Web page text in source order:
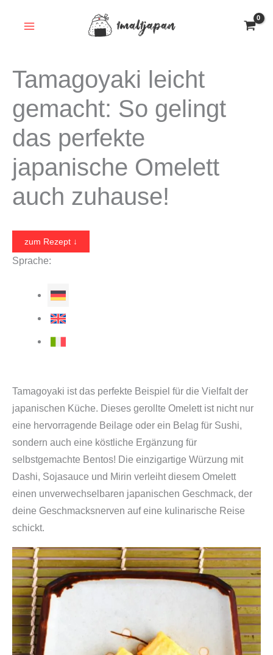
Tamagoyaki leicht
gemacht: So gelingt
das perfekte
japanische Omelett
auch zuhause!
zum Rezept ↓
Sprache:
Tamagoyaki ist das perfekte Beispiel für die Vielfalt der
japanischen Küche. Dieses gerollte Omelett ist nicht nur
eine hervorragende Beilage oder ein Belag für Sushi,
sondern auch eine köstliche Ergänzung für
selbstgemachte Bentos! Die einzigartige Würzung mit
Dashi, Sojasauce und Mirin verleiht diesem Omelett
einen unverwechselbaren japanischen Geschmack, der
deine Geschmacksnerven auf eine kulinarische Reise
schickt.